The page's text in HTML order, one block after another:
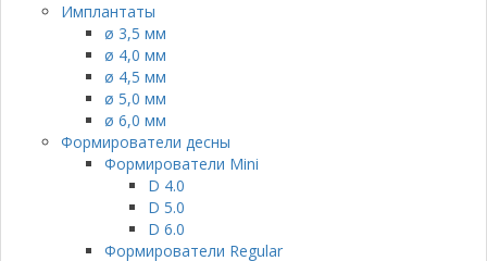
Имплантаты
ø 3,5 мм
ø 4,0 мм
ø 4,5 мм
ø 5,0 мм
ø 6,0 мм
Формирователи десны
Формирователи Mini
D 4.0
D 5.0
D 6.0
Формирователи Regular